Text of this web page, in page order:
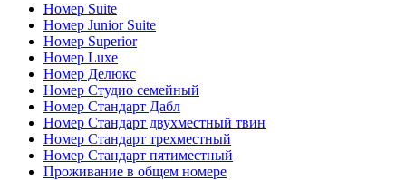
Номер Suite
Номер Junior Suite
Номер Superior
Номер Luxe
Номер Делюкс
Номер Студио семейный
Номер Стандарт Дабл
Номер Стандарт двухместный твин
Номер Стандарт трехместный
Номер Стандарт пятиместный
Проживание в общем номере